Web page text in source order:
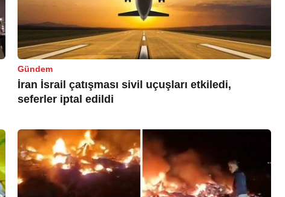
Gündem
İran İsrail çatışması sivil uçuşları etkiledi,
seferler iptal edildi